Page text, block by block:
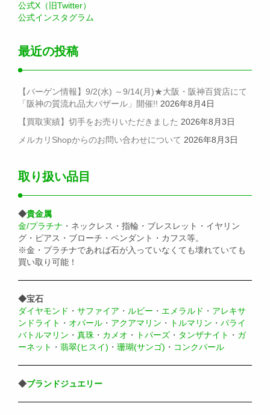
公式X（旧Twitter）
公式インスタグラム
最近の投稿
【バーゲン情報】9/2(水) ～9/14(月)★大阪・阪神百貨店にて
「阪神の質流れ品大バザール」開催!! 2026年8月4日
【買取実績】切手をお売りいただきました 2026年8月3日
メルカリShopからのお問い合わせについて 2026年8月3日
取り扱い品目
◆貴金属
金/プラチナ ・ネックレス・指輪・ブレスレット・イヤリン
グ・ピアス・ブローチ・ペンダント・カフス等。
※金・プラチナであれば石が入っていなくても壊れていても
買い取り可能！
◆宝石
ダイヤモンド ・ サファイア ・ ルビー ・ エメラルド ・ アレキサ
ンドライト ・ オパール ・ アクアマリン ・ トルマリン ・ パライ
バトルマリン ・ 真珠 ・ カメオ ・ トパーズ ・ タンザナイト ・ ガ
ーネット ・ 翡翠(ヒスイ) ・ 珊瑚(サンゴ) ・ コンクパール
◆ブランドジュエリー